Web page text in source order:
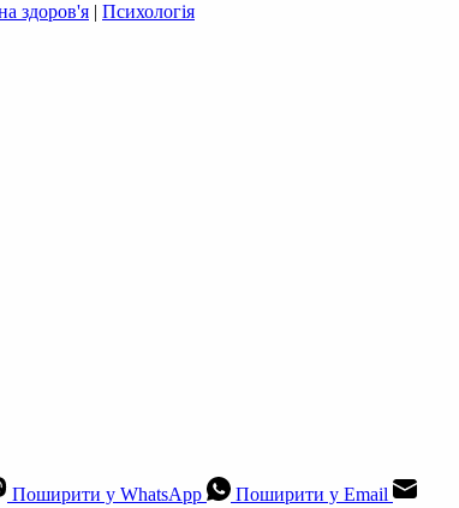
здоров'я | Психологія
Поширити у WhatsApp Поширити у Email